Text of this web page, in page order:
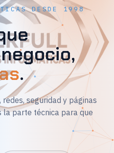
DESDE 1998
.
seguridad y páginas
parte técnica para que